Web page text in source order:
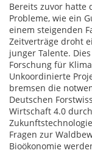
Bereits zuvor hatte
Probleme, wie ein
einem steigenden
Zeitverträge droht
junger Talente.
Forschung für
Unkoordinierte
bremsen die
Deutschen
Wirtschaft 4.0
Fragen zur
Bioökonomie